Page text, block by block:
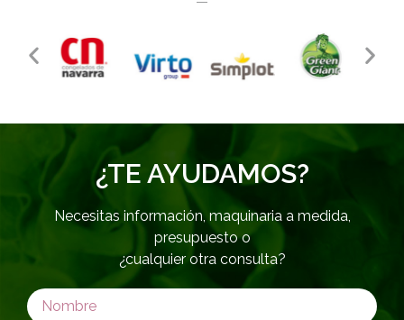
¿TE AYUDAMOS?
Necesitas información, maquinaria a medida,
presupuesto o
¿cualquier otra consulta?